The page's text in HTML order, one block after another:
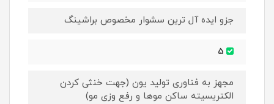
جزو ایده آل ترین سشوار مخصوص براشینگ
مجهز به فناوری تولید یون (جهت خنثی کردن
الکتریسیته ساکن موها و رفع وزی مو)